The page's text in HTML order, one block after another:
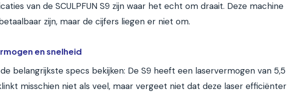
van de SCULPFUN S9 zijn waar het echt om draait. Deze machine
zijn, maar de cijfers liegen er niet om.
en snelheid
belangrijkste specs bekijken: De S9 heeft een laservermogen van 5,5
misschien niet als veel, maar vergeet niet dat deze laser efficiënter